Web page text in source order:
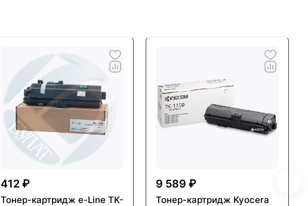
412 ₽
Тонер-картридж e-Line TK-
9 589 ₽
Тонер-картридж Kyocera